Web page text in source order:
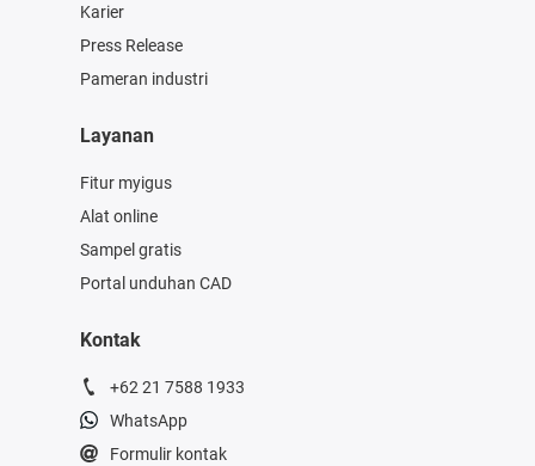
Karier
Press Release
Pameran industri
Layanan
Fitur myigus
Alat online
Sampel gratis
Portal unduhan CAD
Kontak
+62 21 7588 1933
WhatsApp
Formulir kontak